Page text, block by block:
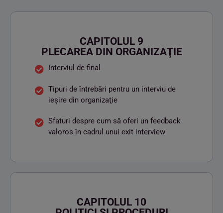
CAPITOLUL 9
PLECAREA DIN ORGANIZAŢIE
Interviul de final
Tipuri de întrebări pentru un interviu de
ieşire din organizaţie
Sfaturi despre cum să oferi un feedback
valoros în cadrul unui exit interview
CAPITOLUL 10